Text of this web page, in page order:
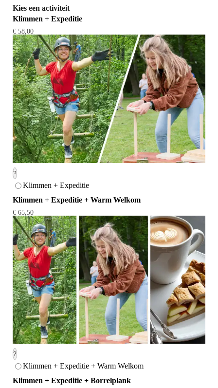
Kies een activiteit
Klimmen + Expeditie
€ 58,00
?
Klimmen + Expeditie
Klimmen + Expeditie + Warm Welkom
€ 65,50
?
Klimmen + Expeditie + Warm Welkom
Klimmen + Expeditie + Borrelplank